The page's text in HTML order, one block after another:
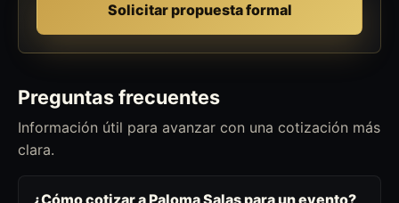
Solicitar propuesta formal
Preguntas frecuentes
Información útil para avanzar con una cotización más
clara.
¿Cómo cotizar a Paloma Salas para un evento?